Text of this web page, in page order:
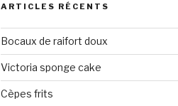
ARTICLES RÉCENTS
Bocaux de raifort doux
Victoria sponge cake
Cèpes frits